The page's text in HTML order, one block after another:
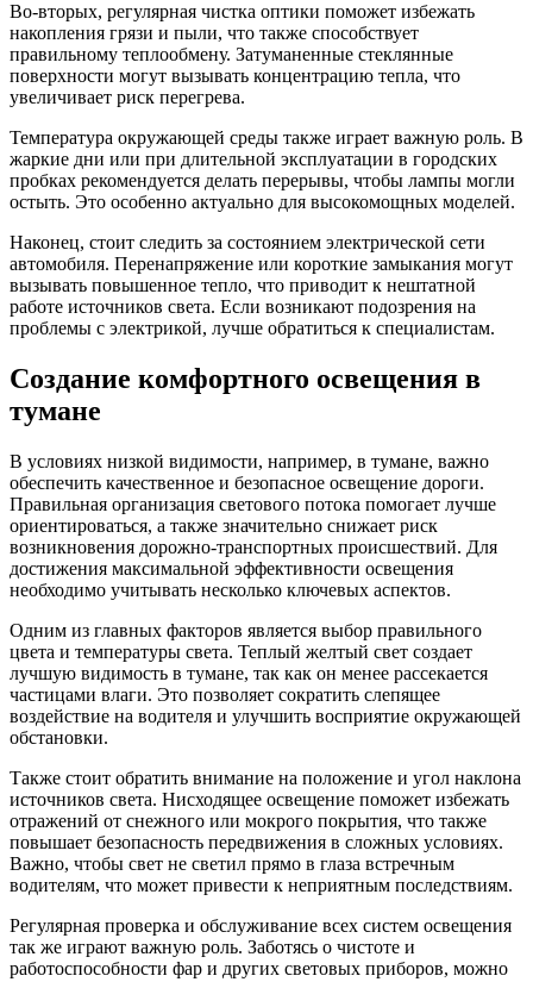
Во-вторых, регулярная чистка оптики поможет избежать
накопления грязи и пыли, что также способствует
правильному теплообмену. Затуманенные стеклянные
поверхности могут вызывать концентрацию тепла, что
увеличивает риск перегрева.
Температура окружающей среды также играет важную роль. В
жаркие дни или при длительной эксплуатации в городских
пробках рекомендуется делать перерывы, чтобы лампы могли
остыть. Это особенно актуально для высокомощных моделей.
Наконец, стоит следить за состоянием электрической сети
автомобиля. Перенапряжение или короткие замыкания могут
вызывать повышенное тепло, что приводит к нештатной
работе источников света. Если возникают подозрения на
проблемы с электрикой, лучше обратиться к специалистам.
Создание комфортного освещения в
тумане
В условиях низкой видимости, например, в тумане, важно
обеспечить качественное и безопасное освещение дороги.
Правильная организация светового потока помогает лучше
ориентироваться, а также значительно снижает риск
возникновения дорожно-транспортных происшествий. Для
достижения максимальной эффективности освещения
необходимо учитывать несколько ключевых аспектов.
Одним из главных факторов является выбор правильного
цвета и температуры света. Теплый желтый свет создает
лучшую видимость в тумане, так как он менее рассекается
частицами влаги. Это позволяет сократить слепящее
воздействие на водителя и улучшить восприятие окружающей
обстановки.
Также стоит обратить внимание на положение и угол наклона
источников света. Нисходящее освещение поможет избежать
отражений от снежного или мокрого покрытия, что также
повышает безопасность передвижения в сложных условиях.
Важно, чтобы свет не светил прямо в глаза встречным
водителям, что может привести к неприятным последствиям.
Регулярная проверка и обслуживание всех систем освещения
так же играют важную роль. Заботясь о чистоте и
работоспособности фар и других световых приборов, можно